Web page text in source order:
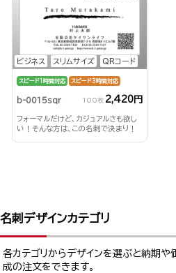
ビジネス スリムサイズ QRコード
スピード1時間対応 スピード3時間対応
b-0015sqr 100枚 2,420円
フォーマルだけど、カジュアルさも欲し
い！そんな方は、この名刺で決まり！
名刺デザインカテゴリ
各カテゴリからデザインを選ぶと納期
成の注文をできます。